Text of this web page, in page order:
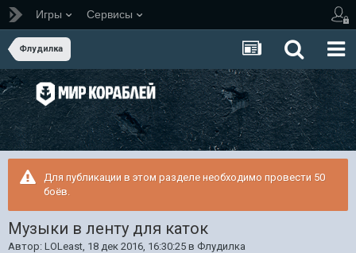
Игры Сервисы
Флудилка
Для публикации в этом разделе необходимо провести 50
боёв.
Музыки в ленту для каток
Автор: LOLeast, 18 дек 2016, 16:30:25 в Флудилка